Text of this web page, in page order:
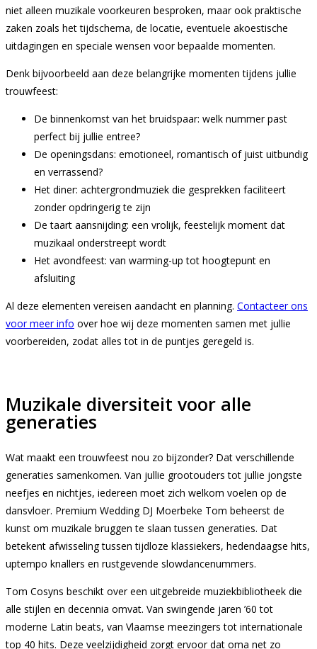
niet alleen muzikale voorkeuren besproken, maar ook praktische
zaken zoals het tijdschema, de locatie, eventuele akoestische
uitdagingen en speciale wensen voor bepaalde momenten.
Denk bijvoorbeeld aan deze belangrijke momenten tijdens jullie
trouwfeest:
De binnenkomst van het bruidspaar: welk nummer past
perfect bij jullie entree?
De openingsdans: emotioneel, romantisch of juist uitbundig
en verrassend?
Het diner: achtergrondmuziek die gesprekken faciliteert
zonder opdringerig te zijn
De taart aansnijding: een vrolijk, feestelijk moment dat
muzikaal onderstreept wordt
Het avondfeest: van warming-up tot hoogtepunt en
afsluiting
Al deze elementen vereisen aandacht en planning. Contacteer ons
voor meer info over hoe wij deze momenten samen met jullie
voorbereiden, zodat alles tot in de puntjes geregeld is.
Muzikale diversiteit voor alle
generaties
Wat maakt een trouwfeest nou zo bijzonder? Dat verschillende
generaties samenkomen. Van jullie grootouders tot jullie jongste
neefjes en nichtjes, iedereen moet zich welkom voelen op de
dansvloer. Premium Wedding DJ Moerbeke Tom beheerst de
kunst om muzikale bruggen te slaan tussen generaties. Dat
betekent afwisseling tussen tijdloze klassiekers, hedendaagse hits,
uptempo knallers en rustgevende slowdancenummers.
Tom Cosyns beschikt over een uitgebreide muziekbibliotheek die
alle stijlen en decennia omvat. Van swingende jaren ’60 tot
moderne Latin beats, van Vlaamse meezingers tot internationale
top 40 hits. Deze veelzijdigheid zorgt ervoor dat oma net zo